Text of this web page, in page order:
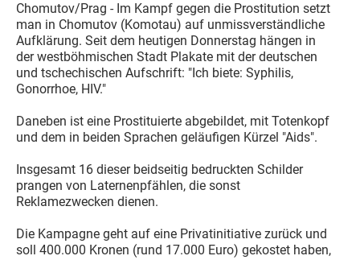
Chomutov/Prag - Im Kampf gegen die Prostitution setzt
man in Chomutov (Komotau) auf unmissverständliche
Aufklärung. Seit dem heutigen Donnerstag hängen in
der westböhmischen Stadt Plakate mit der deutschen
und tschechischen Aufschrift: "Ich biete: Syphilis,
Gonorrhoe, HIV."
Daneben ist eine Prostituierte abgebildet, mit Totenkopf
und dem in beiden Sprachen geläufigen Kürzel "Aids".
Insgesamt 16 dieser beidseitig bedruckten Schilder
prangen von Laternenpfählen, die sonst
Reklamezwecken dienen.
Die Kampagne geht auf eine Privatinitiative zurück und
soll 400.000 Kronen (rund 17.000 Euro) gekostet haben,